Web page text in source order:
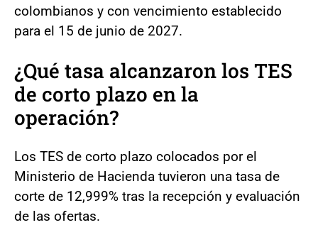
colombianos y con vencimiento establecido
para el 15 de junio de 2027.
¿Qué tasa alcanzaron los TES
de corto plazo en la
operación?
Los TES de corto plazo colocados por el
Ministerio de Hacienda tuvieron una tasa de
corte de 12,999% tras la recepción y evaluación
de las ofertas.